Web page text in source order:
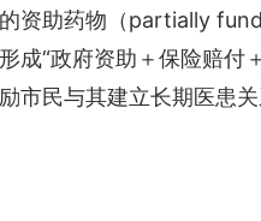
资助药物（partially
“政府资助＋保险赔付
市民与其建立长期医患